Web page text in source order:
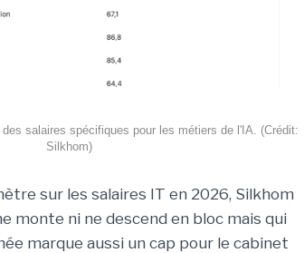
salaires spécifiques pour les métiers de l'IA. (Crédit:
Silkhom)
sur les salaires IT en 2026, Silkhom
monte ni ne descend en bloc mais qui
marque aussi un cap pour le cabinet